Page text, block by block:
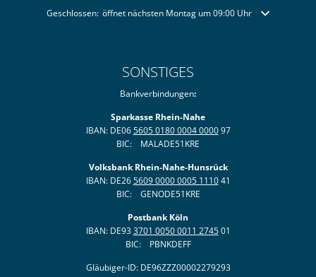
Klicken, um weitere Öffnungs- oder Schließzeiten auszublenden
Geschlossen: öffnet nächsten Montag um 09:00 Uhr
SONSTIGES
Bankverbindungen:
Sparkasse Rhein-Nahe
IBAN: DE065605 0180 0004 000097
BIC: MALADE51KRE
Volksbank Rhein-Nahe-Hunsrück
IBAN: DE265609 0000 0005 111041
BIC: GENODE51KRE
Postbank Köln
IBAN: DE933701 0050 0011 274501
BIC: PBNKDEFF
Gläubiger-ID: DE96ZZZ00002279293